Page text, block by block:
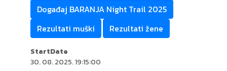
Događaj BARANJA Night Trail 2025
Rezultati muški
Rezultati žene
StartDate
30. 08. 2025. 19:15:00